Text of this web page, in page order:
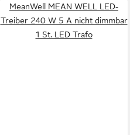
MeanWell MEAN WELL LED-
Treiber 240 W 5 A nicht dimmbar
1 St. LED Trafo